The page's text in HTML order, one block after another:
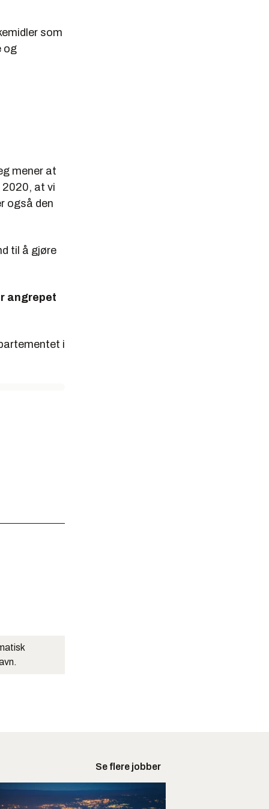
som
og
mener at
2020, at vi
også den
til å gjøre
angrepet
i
Se flere jobber